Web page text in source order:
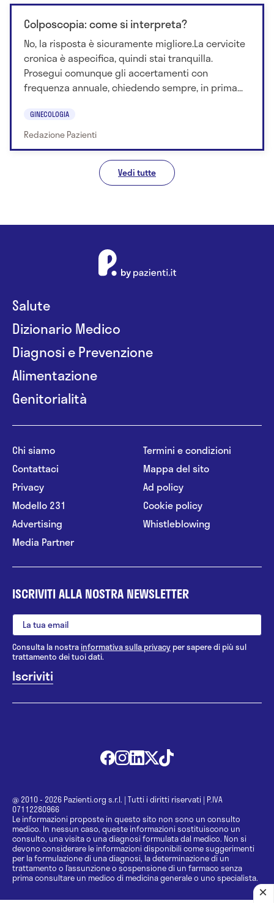
Colposcopia: come si interpreta?
No, la risposta è sicuramente migliore.La cervicite
cronica è aspecifica, quindi stai tranquilla.
Prosegui comunque gli accertamenti con
frequenza annuale, chiedendo sempre, in prima...
GINECOLOGIA
Redazione Pazienti
Vedi tutte
Salute
Dizionario Medico
Diagnosi e Prevenzione
Alimentazione
Genitorialità
Chi siamo
Contattaci
Privacy
Modello 231
Advertising
Media Partner
Termini e condizioni
Mappa del sito
Ad policy
Cookie policy
Whistleblowing
ISCRIVITI ALLA NOSTRA NEWSLETTER
Consulta la nostrainformativa sulla privacy per sapere di più sul
trattamento dei tuoi dati.
@ 2010 - 2026 Pazienti.org s.r.l. | Tutti i diritti riservati | P.IVA
07112280966
Le informazioni proposte in questo sito non sono un consulto
medico. In nessun caso, queste informazioni sostituiscono un
consulto, una visita o una diagnosi formulata dal medico. Non si
devono considerare le informazioni disponibili come suggerimenti
per la formulazione di una diagnosi, la determinazione di un
trattamento o l’assunzione o sospensione di un farmaco senza
prima consultare un medico di medicina generale o uno specialista.